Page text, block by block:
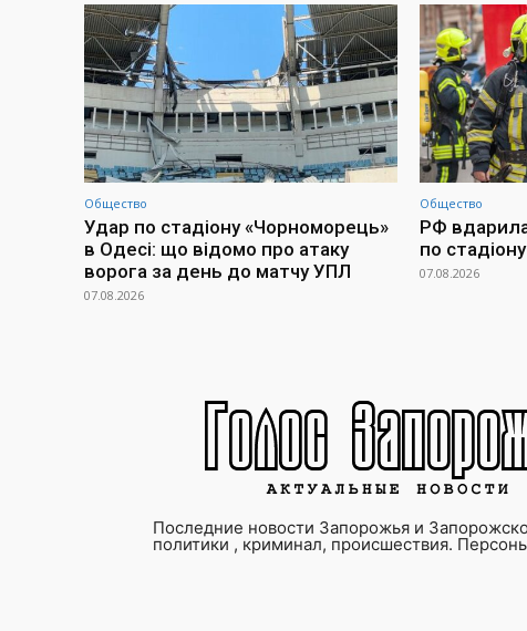
Общество
Удар по стадіону «Чорноморець»
в Одесі: що відомо про атаку
ворога за день до матчу УПЛ
07.08.2026
Общество
РФ вдарила
по
07.08.2026
Последние новости Запорожья и
политики , криминал, происшествия.